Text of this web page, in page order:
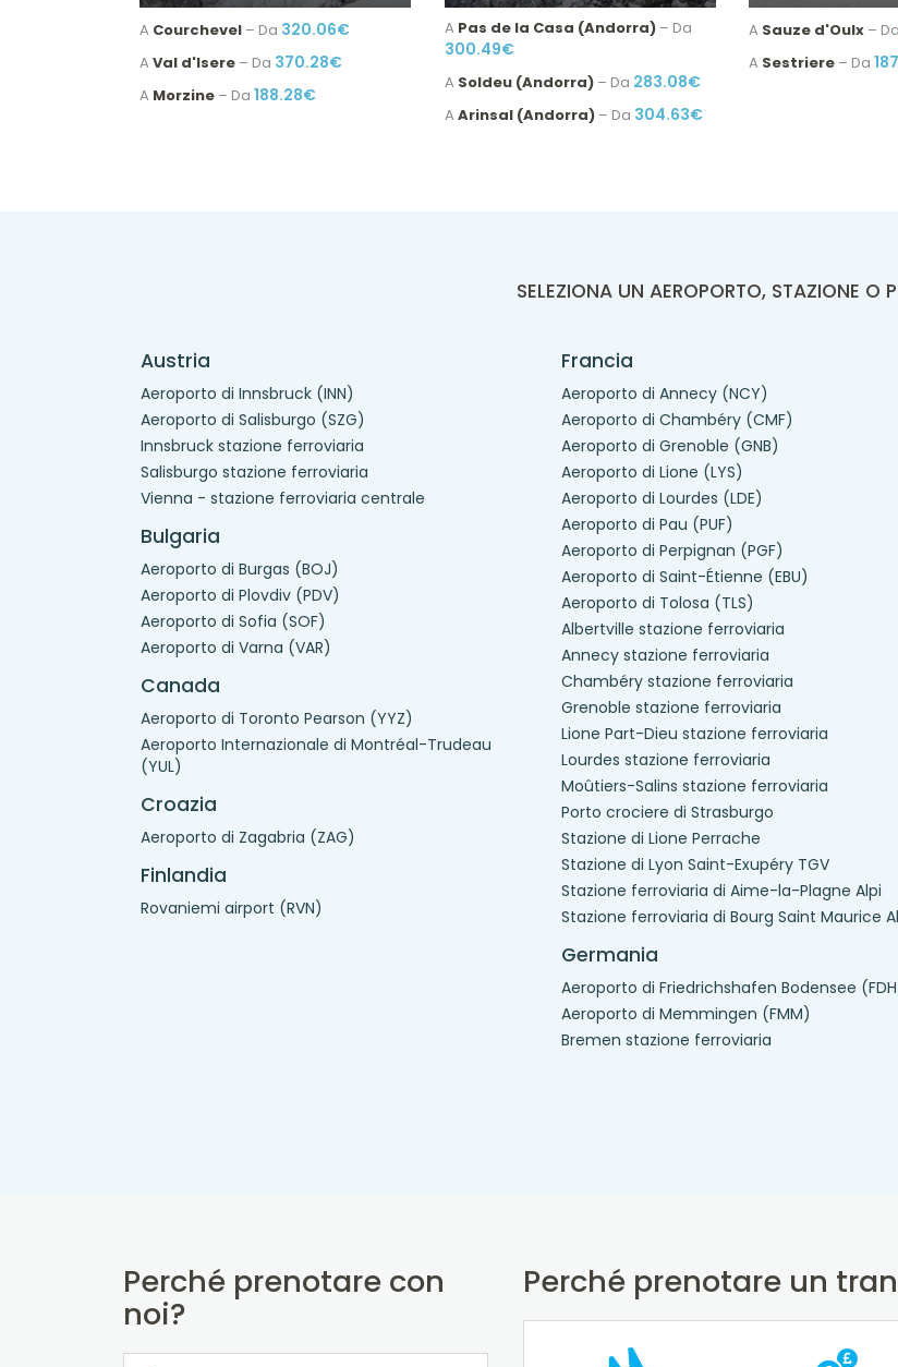
A Courchevel – Da 320.06€
A Val d'Isere – Da 370.28€
A Morzine – Da 188.28€
A Pas de la Casa (Andorra)– Da
300.49€
A Soldeu (Andorra)– Da 283.08€
A Arinsal (Andorra)– Da 304.63€
A Sauze d'Oulx – Da
A Sestriere – Da
SELEZIONA UN AEROPORTO, STAZIONE O
Austria
Aeroporto di Innsbruck (INN)
Aeroporto di Salisburgo (SZG)
Innsbruck stazione ferroviaria
Salisburgo stazione ferroviaria
Vienna - stazione ferroviaria centrale
Bulgaria
Aeroporto di Burgas (BOJ)
Aeroporto di Plovdiv (PDV)
Aeroporto di Sofia (SOF)
Aeroporto di Varna (VAR)
Canada
Aeroporto di Toronto Pearson (YYZ)
Aeroporto Internazionale di Montréal-Trudeau
(YUL)
Croazia
Aeroporto di Zagabria (ZAG)
Finlandia
Rovaniemi airport (RVN)
Francia
Aeroporto di Annecy (NCY)
Aeroporto di Chambéry (CMF)
Aeroporto di Grenoble (GNB)
Aeroporto di Lione (LYS)
Aeroporto di Lourdes (LDE)
Aeroporto di Pau (PUF)
Aeroporto di Perpignan (PGF)
Aeroporto di Saint-Étienne (EBU)
Aeroporto di Tolosa (TLS)
Albertville stazione ferroviaria
Annecy stazione ferroviaria
Chambéry stazione ferroviaria
Grenoble stazione ferroviaria
Lione Part-Dieu stazione ferroviaria
Lourdes stazione ferroviaria
Moûtiers-Salins stazione ferroviaria
Porto crociere di Strasburgo
Stazione di Lione Perrache
Stazione di Lyon Saint-Exupéry TGV
Stazione ferroviaria di Aime-la-Plagne Alpi
Stazione ferroviaria di Bourg Saint Maurice
Germania
Aeroporto di Friedrichshafen Bodensee
Aeroporto di Memmingen (FMM)
Bremen stazione ferroviaria
Perché prenotare con
noi?
Perché prenotare un